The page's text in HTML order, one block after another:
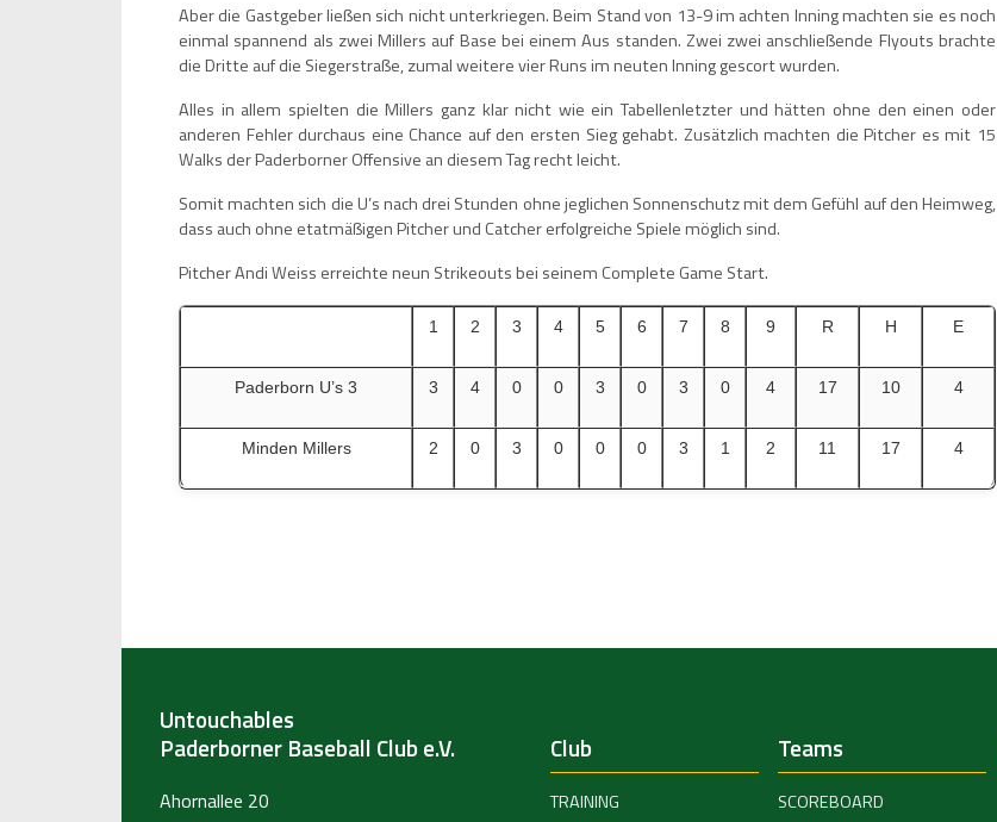
Aber die Gastgeber ließen sich nicht unterkriegen. Beim Stand von 13-9 im achten Inning machten sie es noch
einmal spannend als zwei Millers auf Base bei einem Aus standen. Zwei zwei anschließende Flyouts brachte
die Dritte auf die Siegerstraße, zumal weitere vier Runs im neuten Inning gescort wurden.
Alles in allem spielten die Millers ganz klar nicht wie ein Tabellenletzter und hätten ohne den einen oder
anderen Fehler durchaus eine Chance auf den ersten Sieg gehabt. Zusätzlich machten die Pitcher es mit 15
Walks der Paderborner Offensive an diesem Tag recht leicht.
Somit machten sich die U’s nach drei Stunden ohne jeglichen Sonnenschutz mit dem Gefühl auf den Heimweg,
dass auch ohne etatmäßigen Pitcher und Catcher erfolgreiche Spiele möglich sind.
Pitcher Andi Weiss erreichte neun Strikeouts bei seinem Complete Game Start.
1 2 3 4 5 6 7 8 9 R H E
Paderborn U’s 3 3 4 0 0 3 0 3 0 4 17 10 4
Minden Millers 2 0 3 0 0 0 3 1 2 11 17 4
Untouchables
Paderborner Baseball Club e.V.
Ahornallee 20
Club
TRAINING
Teams
SCOREBOARD